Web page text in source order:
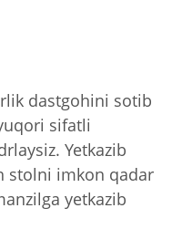
dastgohini sotib
sifatli
Yetkazib
stolni imkon qadar
yetkazib